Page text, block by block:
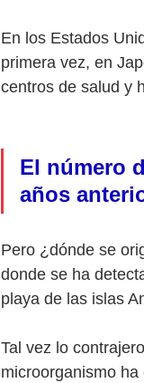
En los Estados
primera vez, en
centros de salud y
El número
años
Pero ¿dónde se
donde se ha
playa de las islas
Tal vez lo
microorganismo